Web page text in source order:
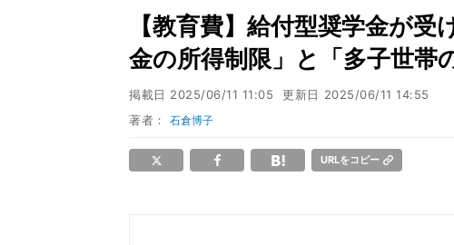
【教育費】給付型奨学金が
金の所得制限」と「多子世帯
掲載日 2025/06/11 11:05 更新日 2025/06/11 14:55
著者：石倉博子
URLをコピー